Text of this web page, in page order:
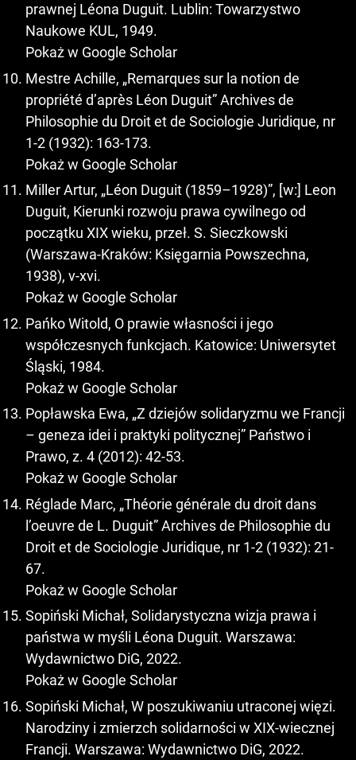
prawnej Léona Duguit. Lublin: Towarzystwo
Naukowe KUL, 1949.
Pokaż w Google Scholar
Mestre Achille, „Remarques sur la notion de
propriété d’après Léon Duguit” Archives de
Philosophie du Droit et de Sociologie Juridique, nr
1-2 (1932): 163-173.
Pokaż w Google Scholar
Miller Artur, „Léon Duguit (1859–1928)”, [w:] Leon
Duguit, Kierunki rozwoju prawa cywilnego od
początku XIX wieku, przeł. S. Sieczkowski
(Warszawa-Kraków: Księgarnia Powszechna,
1938), v-xvi.
Pokaż w Google Scholar
Pańko Witold, O prawie własności i jego
współczesnych funkcjach. Katowice: Uniwersytet
Śląski, 1984.
Pokaż w Google Scholar
Popławska Ewa, „Z dziejów solidaryzmu we Francji
– geneza idei i praktyki politycznej” Państwo i
Prawo, z. 4 (2012): 42-53.
Pokaż w Google Scholar
Réglade Marc, „Théorie générale du droit dans
l’oeuvre de L. Duguit” Archives de Philosophie du
Droit et de Sociologie Juridique, nr 1-2 (1932): 21-
67.
Pokaż w Google Scholar
Sopiński Michał, Solidarystyczna wizja prawa i
państwa w myśli Léona Duguit. Warszawa:
Wydawnictwo DiG, 2022.
Pokaż w Google Scholar
Sopiński Michał, W poszukiwaniu utraconej więzi.
Narodziny i zmierzch solidarności w XIX-wiecznej
Francji. Warszawa: Wydawnictwo DiG, 2022.